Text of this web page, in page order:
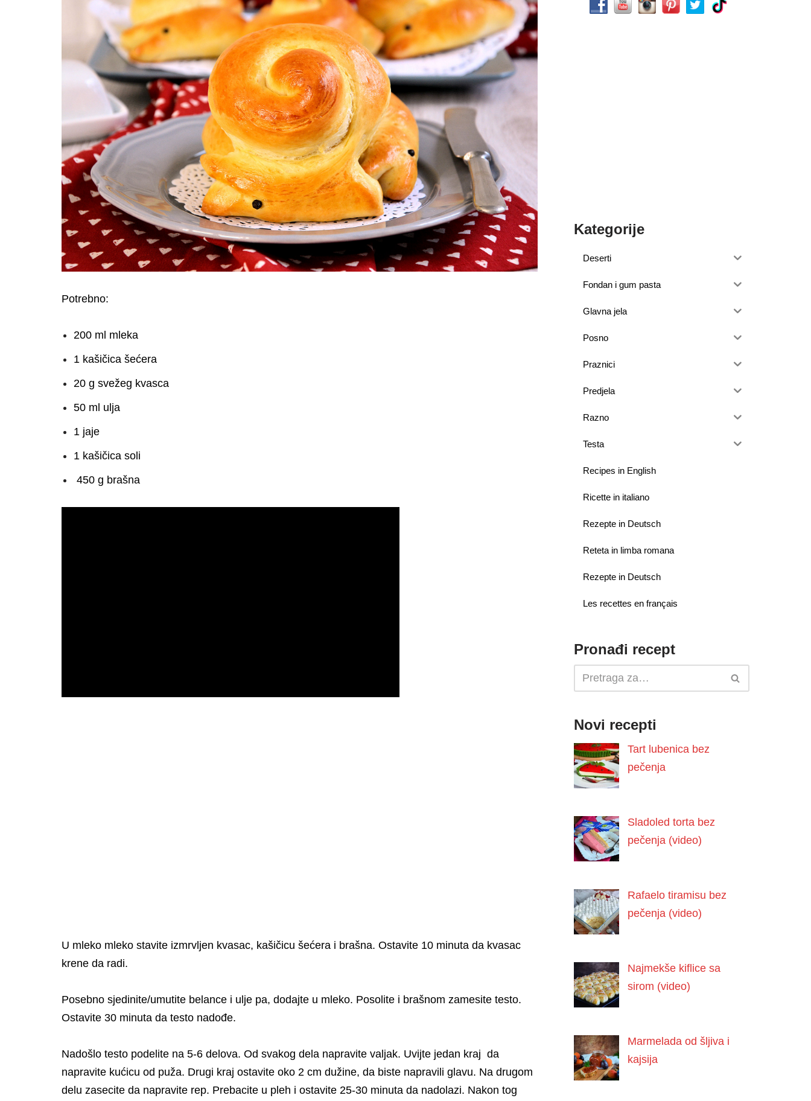
Potrebno:
200 ml mleka
1 kašičica šećera
20 g svežeg kvasca
50 ml ulja
1 jaje
1 kašičica soli
450 g brašna
U mleko mleko stavite izmrvljen kvasac, kašičicu šećera i brašna. Ostavite 10 minuta da kvasac
krene da radi.
Posebno sjedinite/umutite belance i ulje pa, dodajte u mleko. Posolite i brašnom zamesite testo.
Ostavite 30 minuta da testo nadođe.
Nadošlo testo podelite na 5-6 delova. Od svakog dela napravite valjak. Uvijte jedan kraj da
napravite kućicu od puža. Drugi kraj ostavite oko 2 cm dužine, da biste napravili glavu. Na drugom
delu zasecite da napravite rep. Prebacite u pleh i ostavite 25-30 minuta da nadolazi. Nakon tog
Kategorije
Deserti
Fondan i gum pasta
Glavna jela
Posno
Praznici
Predjela
Razno
Testa
Recipes in English
Ricette in italiano
Rezepte in Deutsch
Reteta in limba romana
Rezepte in Deutsch
Les recettes en français
Pronađi recept
Novi recepti
Tart lubenica bez
pečenja
Sladoled torta bez
pečenja (video)
Rafaelo tiramisu bez
pečenja (video)
Najmekše kiflice sa
sirom (video)
Marmelada od šljiva i
kajsija